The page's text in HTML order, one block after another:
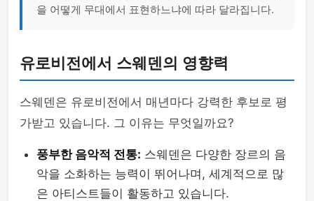
을 어떻게 무대에서 표현하느냐에 따라 달라집니다.
유로비전에서 스웨덴의 영향력
스웨덴은 유로비전에서 매년마다 강력한 후보로 평
가받고 있습니다. 그 이유는 무엇일까요?
풍부한 음악적 전통: 스웨덴은 다양한 장르의 음
악을 소화하는 능력이 뛰어나며, 세계적으로 많
은 아티스트들이 활동하고 있습니다.